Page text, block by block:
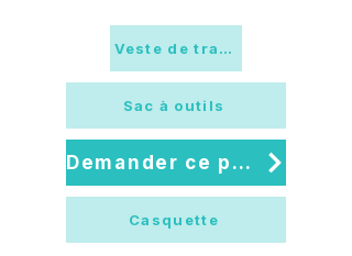
Veste de travail
Sac à outils
Demander ce pack
Casquette